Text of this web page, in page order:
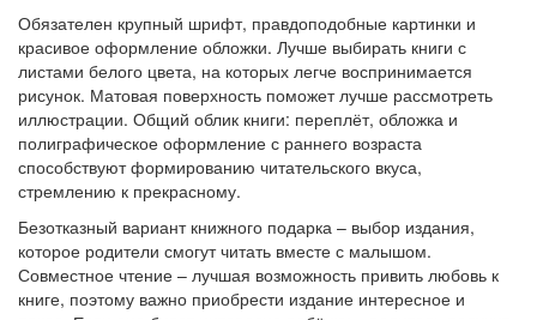
Обязателен крупный шрифт, правдоподобные картинки и
красивое оформление обложки. Лучше выбирать книги с
листами белого цвета, на которых легче воспринимается
рисунок. Матовая поверхность поможет лучше рассмотреть
иллюстрации. Общий облик книги: переплёт, обложка и
полиграфическое оформление с раннего возраста
способствуют формированию читательского вкуса,
стремлению к прекрасному.
Безотказный вариант книжного подарка – выбор издания,
которое родители смогут читать вместе с малышом.
Совместное чтение – лучшая возможность привить любовь к
книге, поэтому важно приобрести издание интересное и